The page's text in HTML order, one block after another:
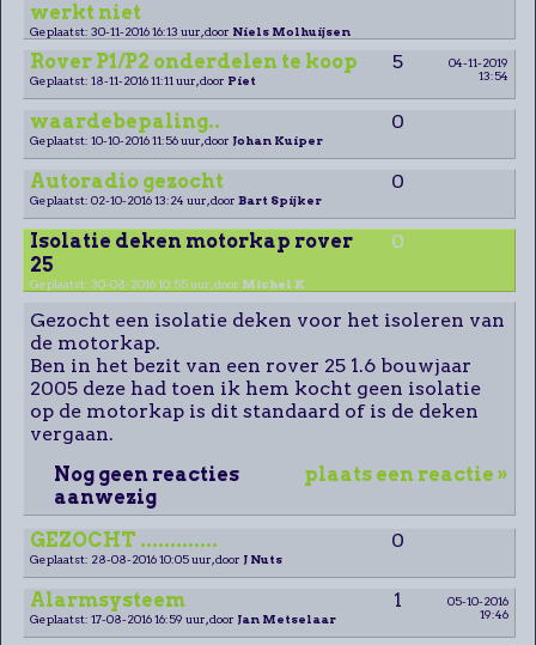
werkt niet
Geplaatst: 30-11-2016 16:13 uur, door Niels Molhuijsen
Rover P1/P2 onderdelen te koop 5
04-11-2019
13:54
Geplaatst: 18-11-2016 11:11 uur, door Piet
waardebepaling.. 0
Geplaatst: 10-10-2016 11:56 uur, door Johan Kuiper
Autoradio gezocht 0
Geplaatst: 02-10-2016 13:24 uur, door Bart Spijker
Isolatie deken motorkap rover
25
0
Geplaatst: 30-08-2016 10:55 uur, door Michel K
Gezocht een isolatie deken voor het isoleren van
de motorkap.
Ben in het bezit van een rover 25 1.6 bouwjaar
2005 deze had toen ik hem kocht geen isolatie
op de motorkap is dit standaard of is de deken
vergaan.
plaats een reactie »
Nog geen reacties
aanwezig
GEZOCHT .............
0
Geplaatst: 28-08-2016 10:05 uur, door J Nuts
Alarmsysteem 1
05-10-2016
19:46
Geplaatst: 17-08-2016 16:59 uur, door Jan Metselaar